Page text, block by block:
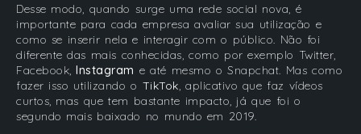
Desse modo, quando surge uma rede social nova, é
importante para cada empresa avaliar sua utilização e
como se inserir nela e interagir com o público. Não foi
diferente das mais conhecidas, como por exemplo Twitter,
Facebook,Instagram e até mesmo o Snapchat. Mas como
fazer isso utilizando o TikTok , aplicativo que faz vídeos
curtos, mas que tem bastante impacto, já que foi o
segundo mais baixado no mundo em 2019.